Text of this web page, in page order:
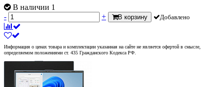
В наличии 1
-
+ В корзину Добавлено
Информация о ценах товара и комплектации указанная на сайте не является офертой в смысле,
определяемом положениями ст. 435 Гражданского Кодекса РФ.